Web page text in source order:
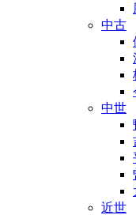
中古
中世
近世